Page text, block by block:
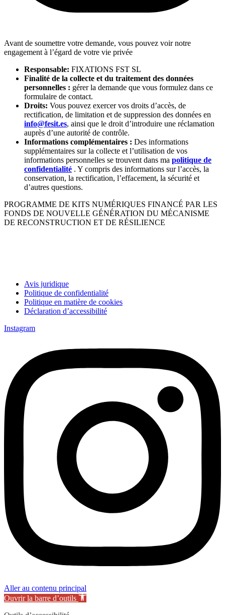
Avant de soumettre votre demande, vous pouvez voir notre
engagement à l’égard de votre vie privée
Responsable: FIXATIONS FST SL
Finalité de la collecte et du traitement des données
personnelles : gérer la demande que vous formulez dans ce
formulaire de contact.
Droits: Vous pouvez exercer vos droits d’accès, de
rectification, de limitation et de suppression des données en
info@fesit.es, ainsi que le droit d’introduire une réclamation
auprès d’une autorité de contrôle.
Informations complémentaires : Des informations
supplémentaires sur la collecte et l’utilisation de vos
informations personnelles se trouvent dans ma politique de
confidentialité . Y compris des informations sur l’accès, la
conservation, la rectification, l’effacement, la sécurité et
d’autres questions.
PROGRAMME DE KITS NUMÉRIQUES FINANCÉ PAR LES
FONDS DE NOUVELLE GÉNÉRATION DU MÉCANISME
DE RECONSTRUCTION ET DE RÉSILIENCE
Avis juridique
Politique de confidentialité
Politique en matière de cookies
Déclaration d’accessibilité
Instagram
Aller au contenu principal
Ouvrir la barre d’outils